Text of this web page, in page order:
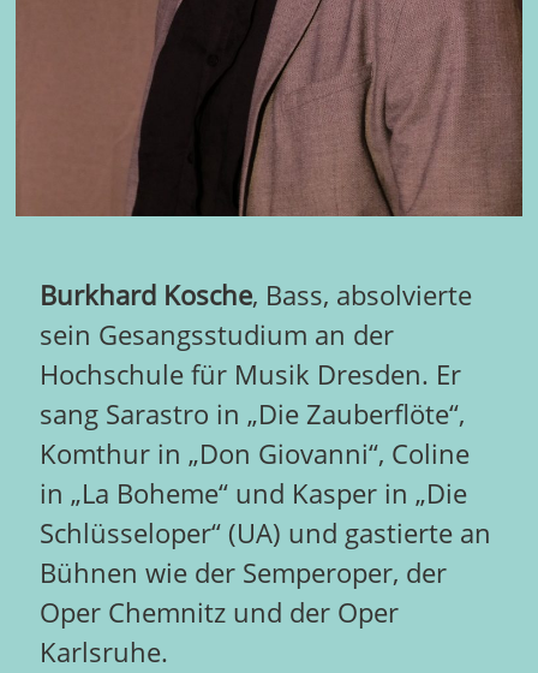
Burkhard Kosche, Bass, absolvierte
sein Gesangsstudium an der
Hochschule für Musik Dresden. Er
sang Sarastro in „Die Zauberflöte“,
Komthur in „Don Giovanni“, Coline
in „La Boheme“ und Kasper in „Die
Schlüsseloper“ (UA) und gastierte an
Bühnen wie der Semperoper, der
Oper Chemnitz und der Oper
Karlsruhe.